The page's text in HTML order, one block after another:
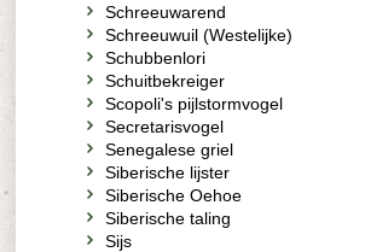
Schreeuwarend
Schreeuwuil (Westelijke)
Schubbenlori
Schuitbekreiger
Scopoli's pijlstormvogel
Secretarisvogel
Senegalese griel
Siberische lijster
Siberische Oehoe
Siberische taling
Sijs